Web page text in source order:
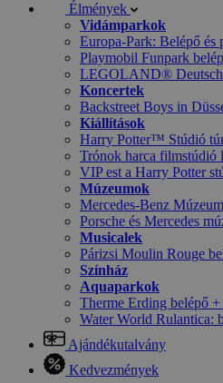
Élmények
Vidámparkok
Europa-Park: Belépő és
Playmobil Funpark
LEGOLAND®
Koncertek
Backstreet Boys in
Kiállítások
Harry Potter™ Stúdió
Trónok harca filmstúdió
VIP est a Harry Potter
Múzeumok
Mercedes-Benz
Porsche és Mercedes
Musicalek
Párizsi Moulin Rouge
Színház
Aquaparkok
Therme Erding belépő
Water World Rulantica:
Ajándékutalvány
Kedvezmények